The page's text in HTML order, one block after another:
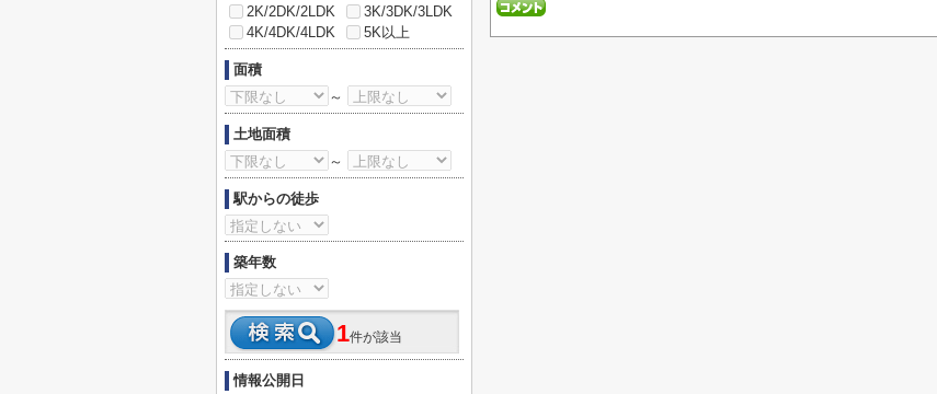
2K/2DK/2LDK
3K/3DK/3LDK
4K/4DK/4LDK
5K以上
面積
～
土地面積
～
駅からの徒歩
築年数
1件が該当
情報公開日